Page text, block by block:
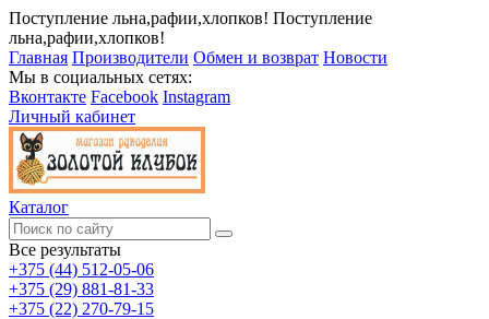
Поступление льна,рафии,хлопков! Поступление
льна,рафии,хлопков!
Главная Производители Обмен и возврат Новости
Мы в социальных сетях:
Вконтакте Facebook Instagram
Личный кабинет
Каталог
Все результаты
+375 (44) 512-05-06
+375 (29) 881-81-33
+375 (22) 270-79-15